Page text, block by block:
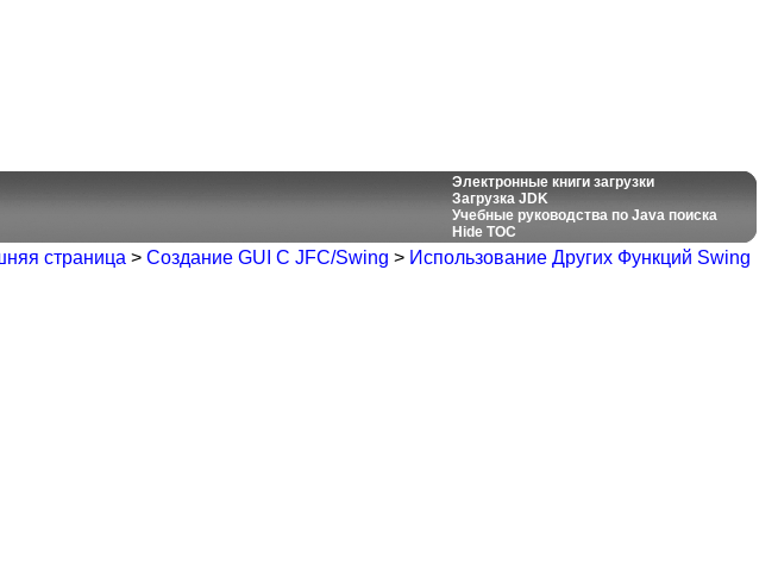
Электронные книги загрузки
Загрузка JDK
Учебные руководства по Java поиска
Hide TOC
страница > Создание GUI С JFC/Swing > Использование Других Функций Swing